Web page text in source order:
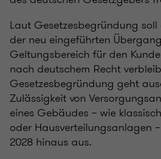
Laut Gesetzesbegründung
der neu eingeführten
Geltungsbereich für den
nach deutschem Recht
Gesetzesbegründung geht
Zulässigkeit von
eines Gebäudes – wie
oder Hausverteilungsanlagen
2028 hinaus aus.